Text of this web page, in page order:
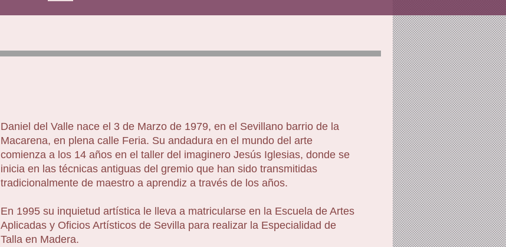
Daniel del Valle nace el 3 de Marzo de 1979, en el Sevillano barrio de la
Macarena, en plena calle Feria. Su andadura en el mundo del arte
comienza a los 14 años en el taller del imaginero Jesús Iglesias, donde se
inicia en las técnicas antiguas del gremio que han sido transmitidas
tradicionalmente de maestro a aprendiz a través de los años.
En 1995 su inquietud artística le lleva a matricularse en la Escuela de Artes
Aplicadas y Oficios Artísticos de Sevilla para realizar la Especialidad de
Talla en Madera.